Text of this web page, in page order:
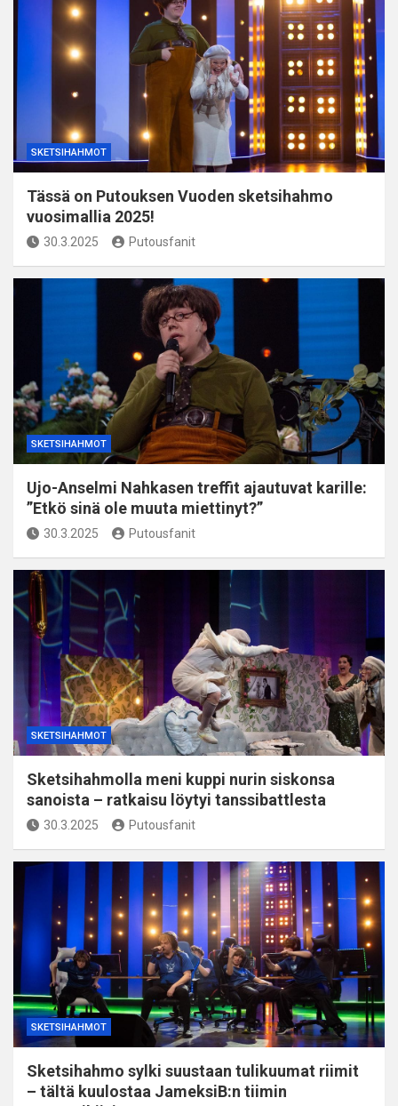
SKETSIHAHMOT
Tässä on Putouksen Vuoden sketsihahmo
vuosimallia 2025!
30.3.2025 Putousfanit
SKETSIHAHMOT
Ujo-Anselmi Nahkasen treffit ajautuvat karille:
”Etkö sinä ole muuta miettinyt?”
30.3.2025 Putousfanit
SKETSIHAHMOT
Sketsihahmolla meni kuppi nurin siskonsa
sanoista – ratkaisu löytyi tanssibattlesta
30.3.2025 Putousfanit
SKETSIHAHMOT
Sketsihahmo sylki suustaan tulikuumat riimit
– tältä kuulostaa JameksiB:n tiimin